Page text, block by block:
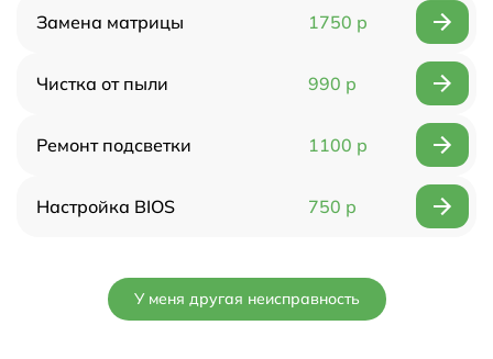
Замена матрицы 1750 р
Чистка от пыли 990 р
Ремонт подсветки 1100 р
Настройка BIOS 750 р
У меня другая неисправность